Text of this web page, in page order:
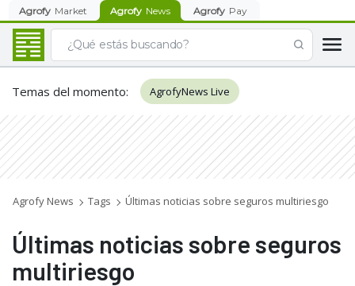
Agrofy Market Agrofy News Agrofy Pay
Temas del momento: AgrofyNews Live
Agrofy News Tags Últimas noticias sobre seguros multiriesgo
Últimas noticias sobre seguros
multiriesgo